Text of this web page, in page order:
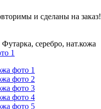
и сделаны на заказ!
серебро, нат.кожа